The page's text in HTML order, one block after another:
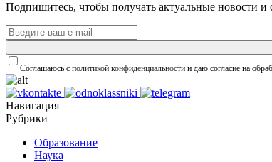
Подпишитесь, чтобы получать актуальные новости
Соглашаюсь с политикой конфиденциальности и даю согласие на
Навигация
Рубрики
Образование
Наука